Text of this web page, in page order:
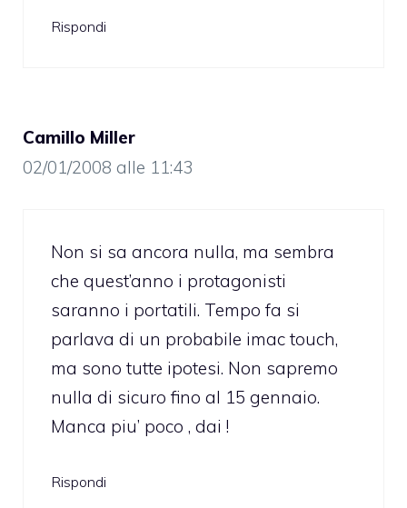
Rispondi
Camillo Miller
02/01/2008 alle 11:43
Non si sa ancora nulla, ma sembra
che quest’anno i protagonisti
saranno i portatili. Tempo fa si
parlava di un probabile imac touch,
ma sono tutte ipotesi. Non sapremo
nulla di sicuro fino al 15 gennaio.
Manca piu’ poco , dai !
Rispondi